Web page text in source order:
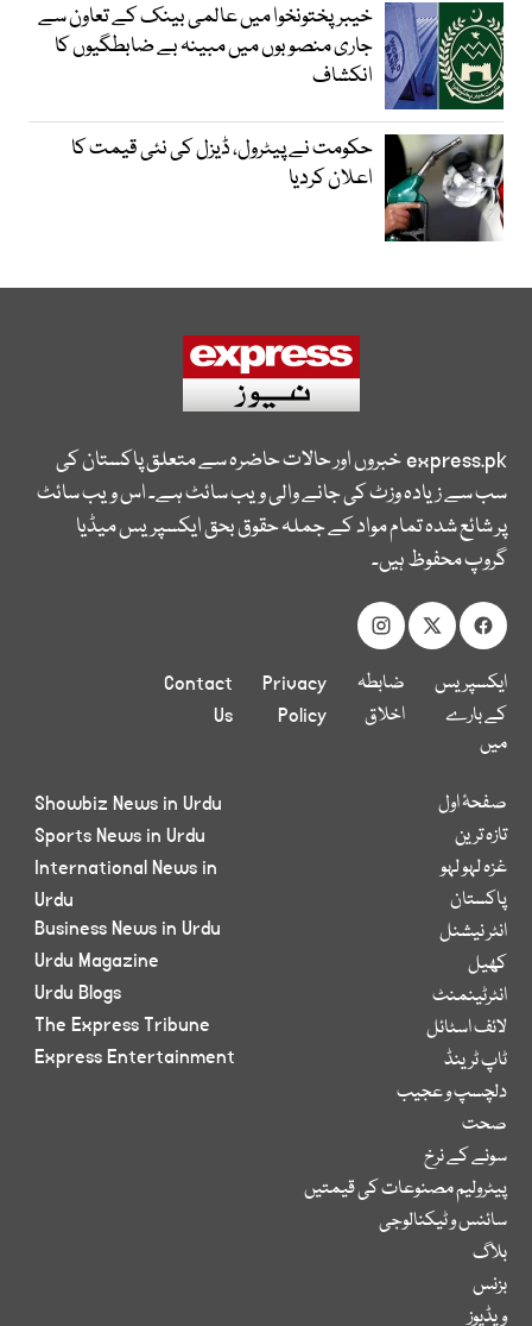
خیبرپختونخوا میں عالمی بینک کے تعاون سے
جاری منصوبوں میں مبینہ بے ضابطگیوں کا
انکشاف
حکومت نے پیٹرول، ڈیزل کی نئی قیمت کا
اعلان کردیا
express.pkخبروں اور حالات حاضرہ سے متعلق پاکستان کی
سب سے زیادہ وزٹ کی جانے والی ویب سائٹ ہے۔ اس ویب سائٹ
پر شائع شدہ تمام مواد کے جملہ حقوق بحق ایکسپریس میڈیا
گروپ محفوظ ہیں۔
ایکسپریس
کے بارے
میں
ضابطہ
اخلاق
Privacy
Policy
Contact
Us
صفحۂ اول
تازہ ترین
غزہ لہو لہو
پاکستان
انٹر نیشنل
کھیل
انٹرٹینمنٹ
لائف اسٹائل
ٹاپ ٹرینڈ
دلچسپ و عجیب
صحت
سونے کے نرخ
پیٹرولیم مصنوعات کی قیمتیں
سائنس و ٹیکنالوجی
بلاگ
بزنس
ویڈیوز
Showbiz News in Urdu
Sports News in Urdu
International News in
Urdu
Business News in Urdu
Urdu Magazine
Urdu Blogs
The Express Tribune
Express Entertainment